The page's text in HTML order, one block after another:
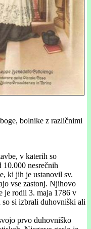
bolnike z različnimi
v katerih so
nesrečnih
ki jih je ustanovil sv.
vse zastonj. Njihovo
je rodil 3. maja 1786 v
si izbrali duhovniški ali
prvo duhovniško